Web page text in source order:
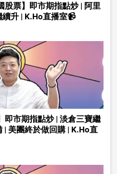
股票】即市期指點炒 | 阿里
升 | K.Ho直播室📹
即市期指點炒 | 淡倉三寶繼
| 美團終於做回購 | K.Ho直